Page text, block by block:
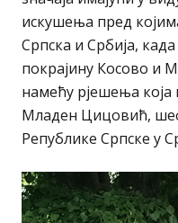
искушења пред
Српска и Србија,
покрајину Косово и
намећу рјешења која
Младен Цицовић,
Републике Српске у